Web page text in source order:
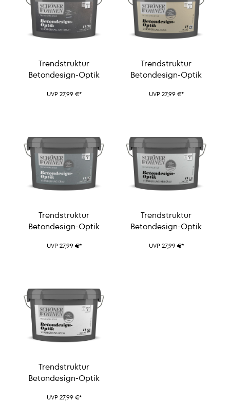
Trendstruktur
Betondesign-Optik
UVP 27,99 €*
Trendstruktur
Betondesign-Optik
UVP 27,99 €*
Trendstruktur
Betondesign-Optik
UVP 27,99 €*
Trendstruktur
Betondesign-Optik
UVP 27,99 €*
Trendstruktur
Betondesign-Optik
UVP 27,99 €*